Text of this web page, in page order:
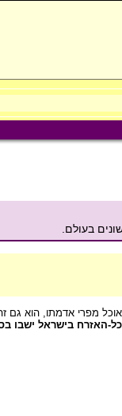
בעולם.
מפרי אדמתו, הוא גם זה
בישראל ישבו